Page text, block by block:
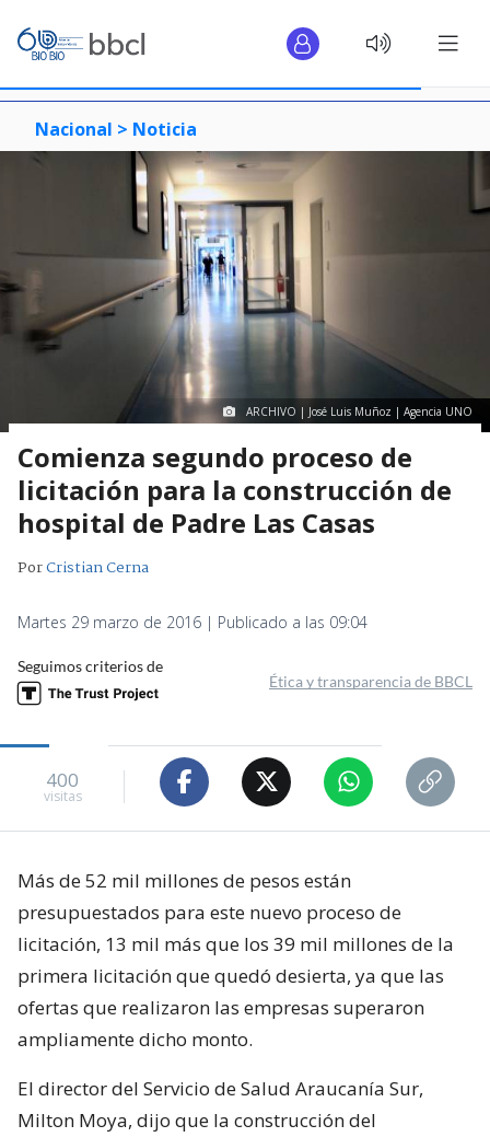
Nacional > Noticia
ARCHIVO | José Luis Muñoz | Agencia UNO
Comienza segundo proceso de
licitación para la construcción de
hospital de Padre Las Casas
PorCristian Cerna
Martes 29 marzo de 2016 | Publicado a las 09:04
Seguimos criterios de
Ética y transparencia de BBCL
400
visitas
Más de 52 mil millones de pesos están
presupuestados para este nuevo proceso de
licitación, 13 mil más que los 39 mil millones de la
primera licitación que quedó desierta, ya que las
ofertas que realizaron las empresas superaron
ampliamente dicho monto.
El director del Servicio de Salud Araucanía Sur,
Milton Moya, dijo que la construcción del